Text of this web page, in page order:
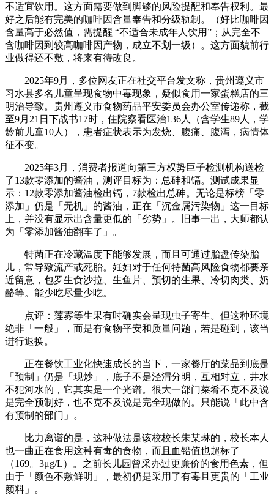
不适宜饮用。这方面需要做到脚够的风险提醒和奉告权利。最
好之后能有完美的咖啡因含量奉告和分级轨制。（好比咖啡因
含量高于必然值，需提醒 “不适合未成年人饮用”；从完全不
含咖啡因到较高咖啡因产物，成立不划一级）。这方面貌前行
业做得还不敷，将来有待改良。
2025年9月，多位网友正在社交平台发文称，贵州遵义市
习水县多名儿童呈现食物中毒现象，疑似食用一家蛋糕店的三
明治导致。贵州遵义市食物药品平安委员会办公室传递称，截
至9月21日下战书17时，住院察看医治136人（含学生89人，学
龄前儿童10人），患者症状表示为发烧、腹痛、腹泻，病情体
征不变。
2025年3月，消费者报道向第三方权势巨子检测机构送检
了13款零添加的酱油，测评目标为：总砷和镉。测试成果显
示：12款零添加酱油检出镉，7款检出总砷。无论是标榜「零
添加」仍是「无机」的酱油，正在「沉金属污染物」这一目标
上，并没有显示出含量更低的「劣势」。旧事一出，大师都认
为「零添加酱油翻车了」。
特菌正在冷藏温度下能够发展，而且可通过胎盘传染胎
儿，常导致流产或死胎。妊妇对于任何特菌高风险食物都要亲
近留意，包罗生食沙拉、生鱼片、预切的生果、冷切肉类、奶
酪等。能少吃尽量少吃。
点评：莲雾等生果有时确实会呈现虫子寄生。但这种环境
绝非「一般」，而是有食物平安和质量问题，若是碰到，该当
进行退换。
正在餐饮工业化快速成长的当下，一家餐厅的菜品到底是
「预制」仍是「现炒」，底子不是泾渭分明，互相对立，井水
不犯河水的，它其实是一个光谱。很大一部门菜肴不克不及说
是完全预制好，也不克不及说是完全现做的。只能说「此中含
有预制的部门」。
比力离谱的是，这种做法是该校校长朱某琳的，校长本人
也一曲正在食用这种有毒的食物，而且血铅值也超标了
（169。3μg/L）。之前长儿园曾采办过更廉价的食用色素，但
由于「颜色不敷鲜明」，最初仍是采用了有毒且更贵的「工业
颜料」。